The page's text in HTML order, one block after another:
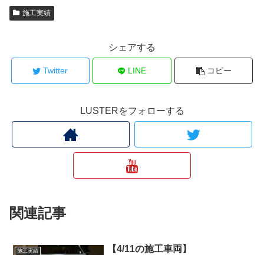
施工実績
シェアする
Twitter LINE コピー
LUSTERをフォローする
関連記事
施工実績 【4/11の施工車両】